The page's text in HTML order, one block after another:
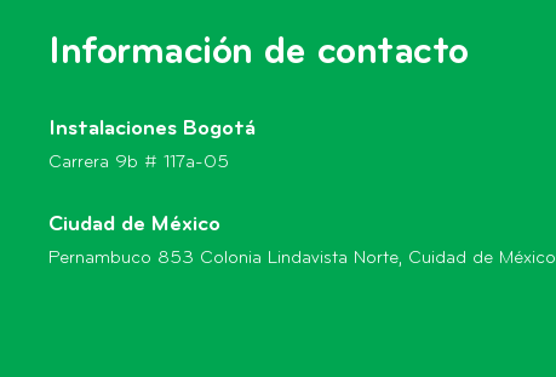
Información de contacto
Instalaciones Bogotá
Carrera 9b # 117a-05
Ciudad de México
Pernambuco 853 Colonia Lindavista Norte, Cuidad de México